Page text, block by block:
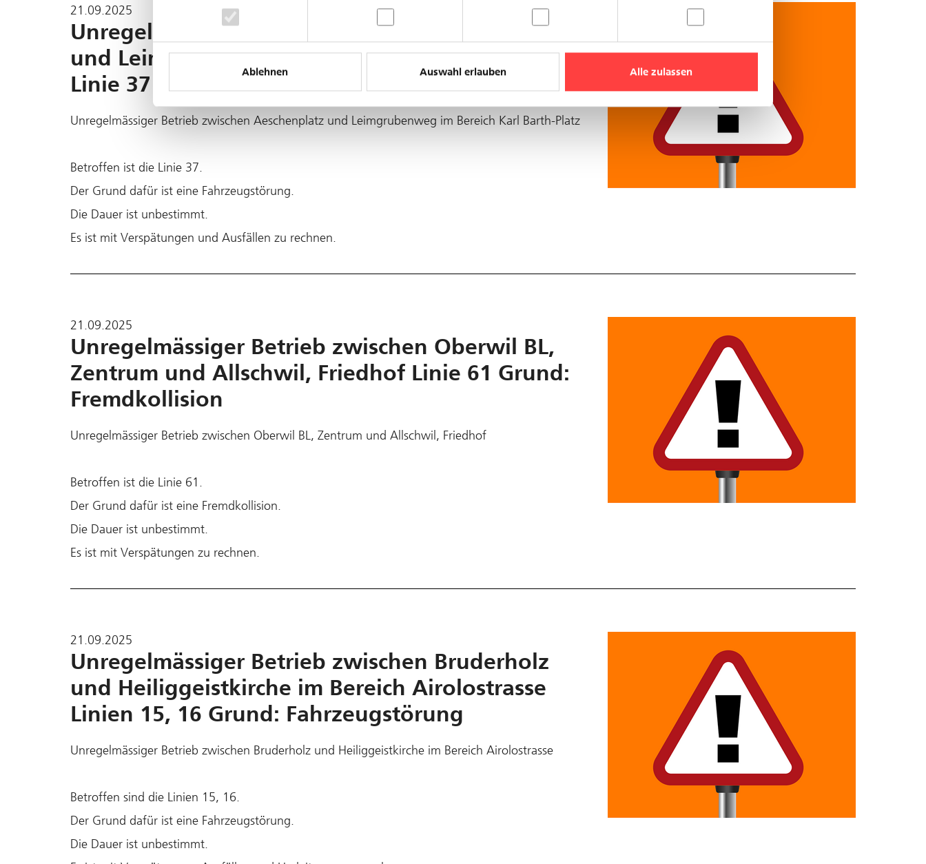
Ablehnen Auswahl erlauben Alle zulassen
21.09.2025
Unregelmässiger Betrieb zwischen Aeschenplatz
und Leimgrubenweg im Bereich Karl Barth-Platz
Linie 37 Grund: Fahrzeugstörung
Unregelmässiger Betrieb zwischen Aeschenplatz und Leimgrubenweg im Bereich Karl Barth-Platz
Betroffen ist die Linie 37.
Der Grund dafür ist eine Fahrzeugstörung.
Die Dauer ist unbestimmt.
Es ist mit Verspätungen und Ausfällen zu rechnen.
21.09.2025
Unregelmässiger Betrieb zwischen Oberwil BL,
Zentrum und Allschwil, Friedhof Linie 61 Grund:
Fremdkollision
Unregelmässiger Betrieb zwischen Oberwil BL, Zentrum und Allschwil, Friedhof
Betroffen ist die Linie 61.
Der Grund dafür ist eine Fremdkollision.
Die Dauer ist unbestimmt.
Es ist mit Verspätungen zu rechnen.
21.09.2025
Unregelmässiger Betrieb zwischen Bruderholz
und Heiliggeistkirche im Bereich Airolostrasse
Linien 15, 16 Grund: Fahrzeugstörung
Unregelmässiger Betrieb zwischen Bruderholz und Heiliggeistkirche im Bereich Airolostrasse
Betroffen sind die Linien 15, 16.
Der Grund dafür ist eine Fahrzeugstörung.
Die Dauer ist unbestimmt.